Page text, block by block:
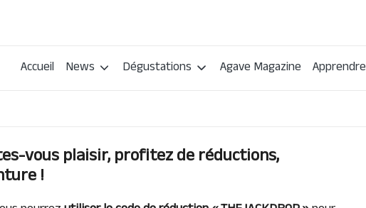
Accueil News Dégustations Agave Magazine Apprendre
vous plaisir, profitez de réductions,
!